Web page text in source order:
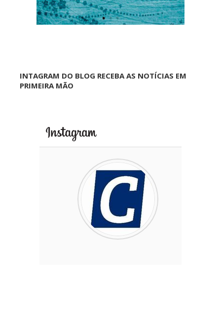
INTAGRAM DO BLOG RECEBA AS NOTÍCIAS EM
PRIMEIRA MÃO